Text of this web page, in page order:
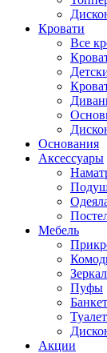
Кровати
Все
Основания
Аксессуары
Мебель
Пуфы
Акции